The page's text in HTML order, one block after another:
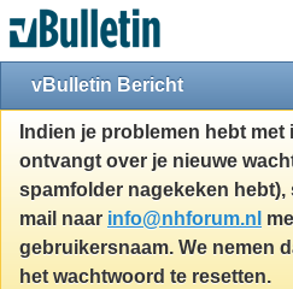
vBulletin Bericht
Indien je problemen hebt met
ontvangt over je nieuwe
spamfolder nagekeken
mail naar info@nhforum.nl
gebruikersnaam. We nemen
het wachtwoord te resetten.